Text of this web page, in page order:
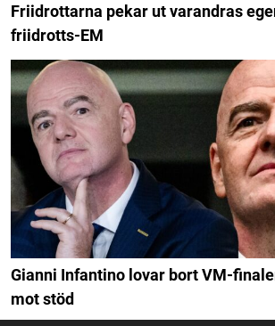
Friidrottarna pekar ut varandras
friidrotts-EM
Gianni Infantino lovar bort VM-
mot stöd